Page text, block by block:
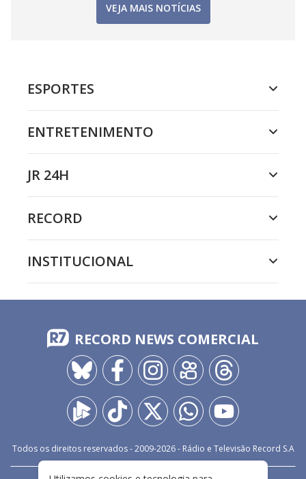
VEJA MAIS NOTÍCIAS
ESPORTES
ENTRETENIMENTO
JR 24H
RECORD
INSTITUCIONAL
RECORD NEWS COMERCIAL
Todos os direitos reservados - 2009-2026- Rádio e Televisão Record S.A